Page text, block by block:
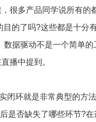
很多产品同学说所有
的了吗?这些都是十分
数据驱动不是一个简单
播中提到。
闭环就是非常典型的方
是否缺失了哪些环节?